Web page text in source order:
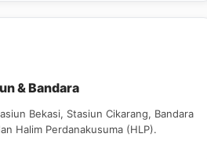
& Bandara
Bekasi, Stasiun Cikarang, Bandara
Halim Perdanakusuma (HLP).